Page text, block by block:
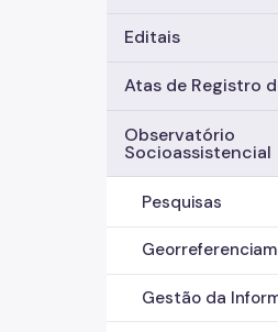
Editais
Atas de Registro
Observatório
Socioassistencial
Pesquisas
Gestão da